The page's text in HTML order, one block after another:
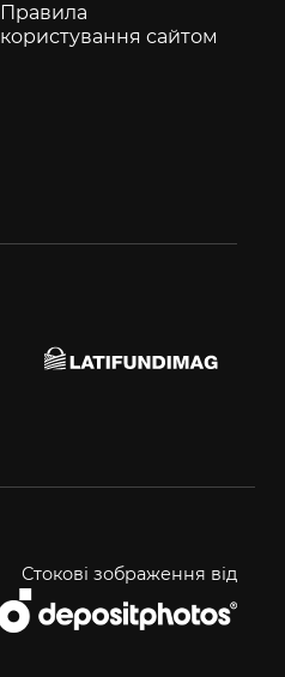
Правила
користування сайтом
Стокові зображення від